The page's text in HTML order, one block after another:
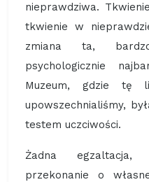
nieprawdziwa.
tkwienie w
zmiana ta,
psychologicznie
Muzeum, gdzie tę
upowszechnialiśmy,
testem uczciwości.
Żadna egzaltacja,
przekonanie o